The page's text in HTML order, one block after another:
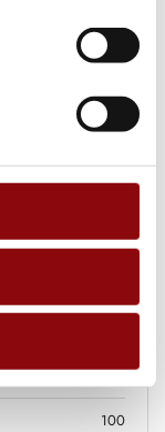
40.7x17.2x24 cm
AGM
100